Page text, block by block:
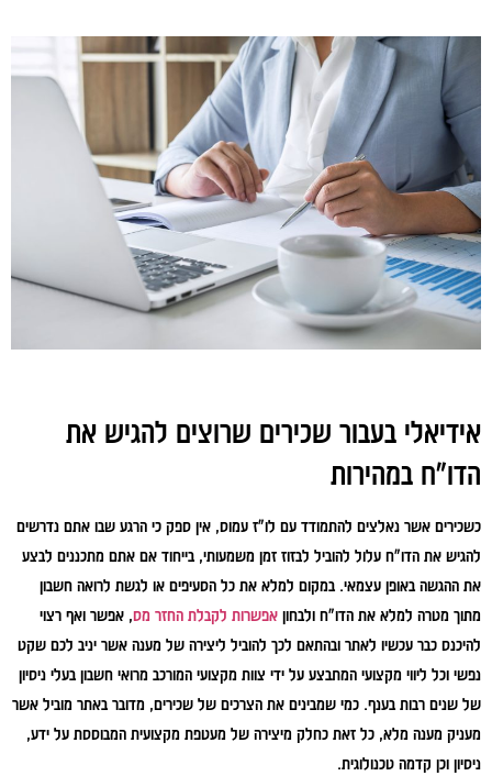
אידיאלי בעבור שכירים שרוצים להגיש את
הדו"ח במהירות
כשכירים אשר נאלצים להתמודד עם לו"ז עמוס, אין ספק כי הרגע שבו אתם נדרשים
להגיש את הדו"ח עלול להוביל לבזוז זמן משמעותי, בייחוד אם אתם מתכננים לבצע
את ההגשה באופן עצמאי. במקום למלא את כל הסעיפים או לגשת לרואה חשבון
מתוך מטרה למלא את הדו"ח ולבחון אפשרות לקבלת החזר מס, אפשר ואף רצוי
להיכנס כבר עכשיו לאתר ובהתאם לכך להוביל ליצירה של מענה אשר יניב לכם שקט
נפשי וכל ליווי מקצועי המתבצע על ידי צוות מקצועי המורכב מרואי חשבון בעלי ניסיון
של שנים רבות בענף. כמי שמבינים את הצרכים של שכירים, מדובר באתר מוביל אשר
מעניק מענה מלא, כל זאת כחלק מיצירה של מעטפת מקצועית המבוססת על ידע,
ניסיון וכן קדמה טכנולוגית.